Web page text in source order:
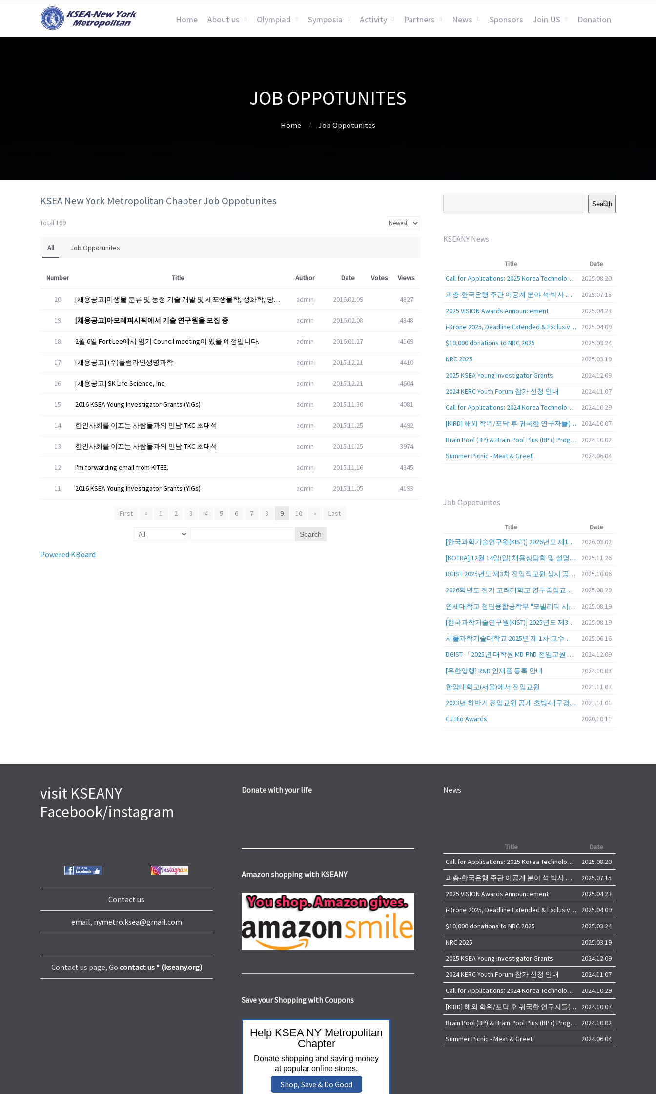
Home About us Olympiad Symposia Activity Partners News Sponsors Join US Donation
JOB OPPOTUNITES
Home Job Oppotunites
KSEA New York Metropolitan Chapter Job Oppotunites
Total 109
All Job Oppotunites
Number Title Author Date Votes Views
20 [채용공고]미생물 분류 및 동정 기술 개발 및 세포생물학, 생화학, 당생물학 admin 2016.02.09 4827
19 [채용공고]아모레퍼시픽에서 기술 연구원을 모집 중 admin 2016.02.08 4348
18 2월 6일 Fort Lee에서 임기 Council meeting이 있을 예정입니다. admin 2016.01.27 4169
17 [채용공고] (주)플럼라인생명과학 admin 2015.12.21 4410
16 [채용공고] SK Life Science, Inc. admin 2015.12.21 4604
15 2016 KSEA Young Investigator Grants (YIGs) admin 2015.11.30 4081
14 한인사회를 이끄는 사람들과의 만남-TKC 초대석 admin 2015.11.25 4492
13 한인사회를 이끄는 사람들과의 만남-TKC 초대석 admin 2015.11.25 3974
12 I'm forwarding email from KITEE. admin 2015.11.16 4345
11 2016 KSEA Young Investigator Grants (YIGs) admin 2015.11.05 4193
First « 1 2 3 4 5 6 7 8 9 10 » Last
Search
Powered KBoard
Search
KSEANY News
Title
Date
Call for Applications: 2025 Korea Technology Advisory Group (K-TAG)
2025.08.20
과총-한국은행 주관 이공계 분야 석·박사 학위자 대상 서베이
2025.07.15
2025 VISION Awards Announcement
2025.04.23
i-Drone 2025, Deadline Extended & Exclusive Opportunity to Travel to Korea!
2025.04.09
$10,000 donations to NRC 2025
2025.03.24
NRC 2025
2025.03.19
2025 KSEA Young Investigator Grants
2024.12.09
2024 KERC Youth Forum 참가 신청 안내
2024.11.07
Call for Applications: 2024 Korea Technology Advisory Group (K-TAG)
2024.10.29
[KIRD] 해외 학위/포닥 후 귀국한 연구자들(학교, 출연(연), 기업)의 경력개발 경험 공유 줌 세미나 안내
2024.10.07
Brain Pool (BP) & Brain Pool Plus (BP+) Programs
2024.10.02
Summer Picnic - Meat & Greet
2024.06.04
Job Oppotunites
Title
Date
[한국과학기술연구원(KIST)] 2026년도 제1차 연구부문 공개채용 안내
2026.03.02
[KOTRA] 12월 14일(일) 채용상담회 및 설명회를 안내
2025.11.26
DGIST 2025년도 제3차 전임직교원 상시 공개초빙 공고
2025.10.06
2026학년도 전기 고려대학교 연구중점교수 초빙 공고
2025.08.29
연세대학교 첨단융합공학부 "모빌리티 시스템 전 분야" 전임교원 특별채용 (2026년 9월 1일자 임용 예정)
2025.08.19
[한국과학기술연구원(KIST)] 2025년도 제3차 연구부문 공개채용 안내
2025.08.19
서울과학기술대학교 2025년 제 1차 교수초빙 (교육공무원 일반공개채용) 공고
2025.06.16
DGIST 「2025년 대학원 MD-PhD 전임교원 공개초빙」
2024.12.09
[유한양행] R&D 인재풀 등록 안내
2024.10.07
한양대학교(서울)에서 전임교원
2023.11.07
2023년 하반기 전임교원 공개 초빙-대구경북과학기술원 (DGIST)
2023.11.01
CJ Bio Awards
2020.10.11
visit KSEANY
Facebook/instagram
Contact us
email, nymetro.ksea@gmail.com
Contact us page, Go contact us * (kseany.org)
Donate with your life
Amazon shopping with KSEANY
Save your Shopping with Coupons
Help KSEA NY Metropolitan
Chapter
Donate shopping and saving money
at popular online stores.
Shop, Save & Do Good
News
Title
Date
Call for Applications: 2025 Korea Technology Advisory Group (K-TAG)
2025.08.20
과총-한국은행 주관 이공계 분야 석·박사 학위자 대상 서베이
2025.07.15
2025 VISION Awards Announcement
2025.04.23
i-Drone 2025, Deadline Extended & Exclusive Opportunity to Travel to Korea!
2025.04.09
$10,000 donations to NRC 2025
2025.03.24
NRC 2025
2025.03.19
2025 KSEA Young Investigator Grants
2024.12.09
2024 KERC Youth Forum 참가 신청 안내
2024.11.07
Call for Applications: 2024 Korea Technology Advisory Group (K-TAG)
2024.10.29
[KIRD] 해외 학위/포닥 후 귀국한 연구자들(학교, 출연(연), 기업)의 경력개발 경험 공유 줌 세미나 안내
2024.10.07
Brain Pool (BP) & Brain Pool Plus (BP+) Programs
2024.10.02
Summer Picnic - Meat & Greet
2024.06.04